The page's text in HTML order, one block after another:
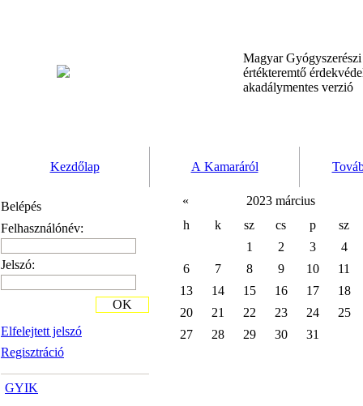
Magyar
értékteremtő
akadálymentes verzió
Kezdőlap A Kamaráról
Belépés
Felhasználónév:
Jelszó:
Elfelejtett jelszó
Regisztráció
OK
GYIK
«
2023 március
h
k sz cs p
sz
1
2 3
4
6
7 8 9 10
11
13
14 15 16 17
18
20
21 22 23 24
25
27
28 29 30 31